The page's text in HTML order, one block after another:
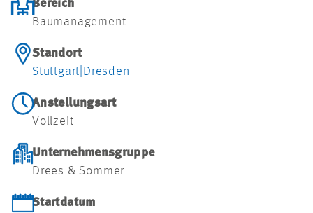
Bereich
Baumanagement
Standort
Stuttgart Dresden
Anstellungsart
Vollzeit
Unternehmensgruppe
Drees & Sommer
Startdatum